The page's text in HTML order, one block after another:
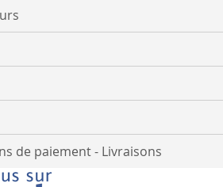
de paiement - Livraisons